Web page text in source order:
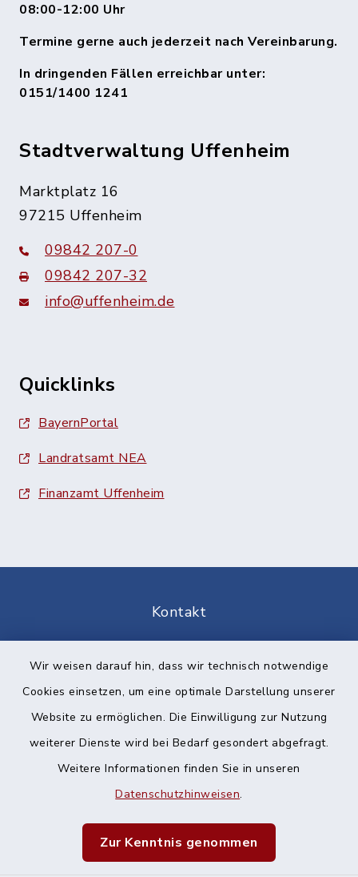
Wir weisen darauf hin, dass wir technisch notwendige
Cookies einsetzen, um eine optimale Darstellung unserer
Website zu ermöglichen. Die Einwilligung zur Nutzung
weiterer Dienste wird bei Bedarf gesondert abgefragt.
Weitere Informationen finden Sie in unseren
Datenschutzhinweisen.
Zur Kenntnis genommen
08:00-12:00 Uhr
Termine gerne auch jederzeit nach Vereinbarung.
In dringenden Fällen erreichbar unter:
0151/1400 1241
Stadtverwaltung Uffenheim
Marktplatz 16
97215 Uffenheim
09842 207-0
09842 207-32
info@uffenheim.de
Quicklinks
BayernPortal
Landratsamt NEA
Finanzamt Uffenheim
Kontakt
Datenschutz
Impressum
Sitemap
Cookie-Einstellungen